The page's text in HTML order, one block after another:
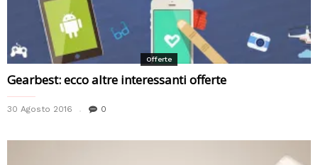
Offerte
Gearbest: ecco altre interessanti offerte
30 Agosto 2016 0